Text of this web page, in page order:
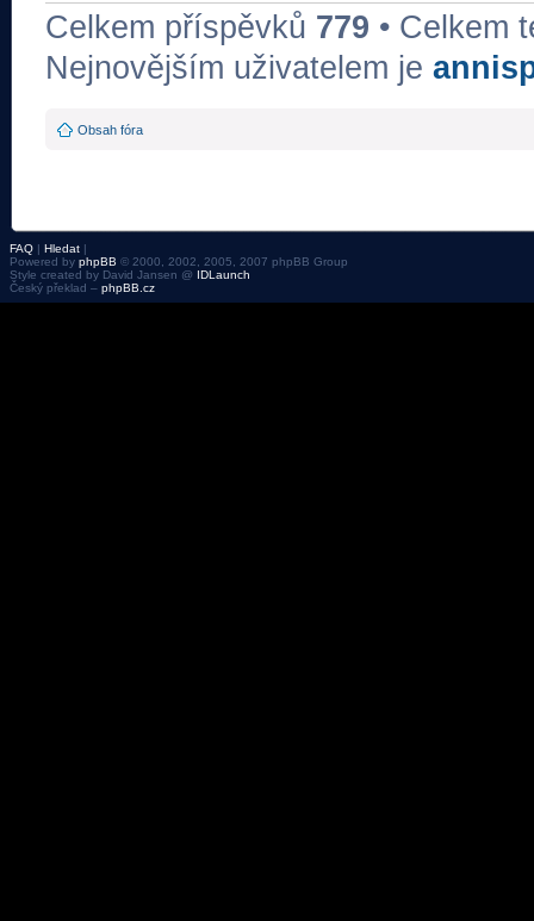
Celkem příspěvků 779 • Celkem
Nejnovějším uživatelem je
Obsah fóra
FAQ | Hledat |
Powered by phpBB © 2000, 2002, 2005, 2007 phpBB Group
Style created by David Jansen @ IDLaunch
Český překlad – phpBB.cz